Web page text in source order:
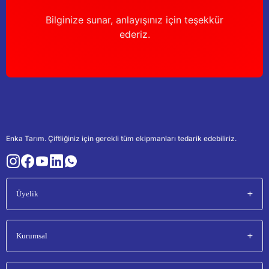
Bilginize sunar, anlayışınız için teşekkür
ederiz.
Enka Tarım. Çiftliğiniz için gerekli tüm ekipmanları tedarik edebiliriz.
Üyelik
Kurumsal